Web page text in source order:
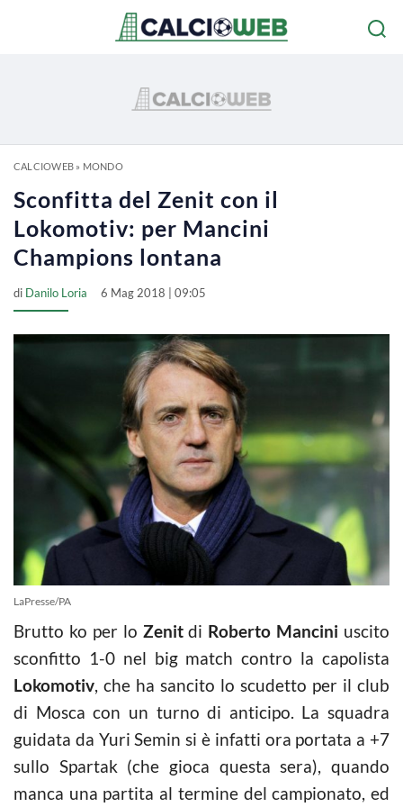
CALCIOWEB» MONDO
Sconfitta del Zenit con il
Lokomotiv: per Mancini
Champions lontana
di Danilo Loria 6 Mag 2018 | 09:05
LaPresse/PA
Brutto ko per lo Zenitdi Roberto Mancini uscito
sconfitto 1-0 nel big match contro la capolista
Lokomotiv, che ha sancito lo scudetto per il club
di Mosca con un turno di anticipo. La squadra
guidata da Yuri Semin si è infatti ora portata a +7
sullo Spartak (che gioca questa sera), quando
manca una partita al termine del campionato, ed